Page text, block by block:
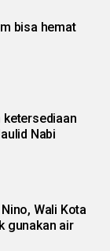
bisa hemat
ketersediaan
Nabi
Wali Kota
gunakan air